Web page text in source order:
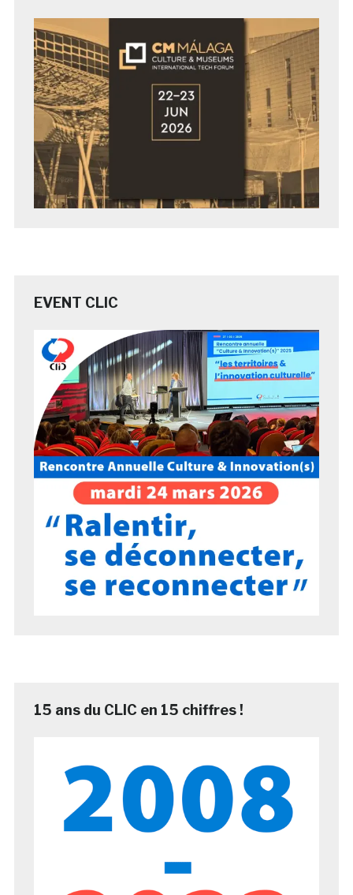
EVENT CLIC
15 ans du CLIC en 15 chiffres !